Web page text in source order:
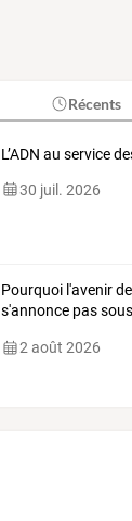
Récents
L’ADN au service
30 juil. 2026
Pourquoil'avenirde
s'annoncepassous
2 août 2026